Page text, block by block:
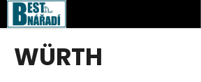
Přejít
obsah
WÜRTH
K
o